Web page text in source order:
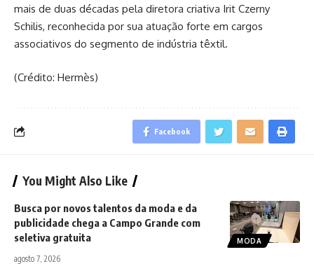
mais de duas décadas pela diretora criativa Irit Czerny
Schilis, reconhecida por sua atuação forte em cargos
associativos do segmento de indústria têxtil.
(Crédito: Hermès)
Facebook
You Might Also Like
MODA
Busca por novos talentos da moda e da
publicidade chega a Campo Grande com
seletiva gratuita
agosto 7, 2026